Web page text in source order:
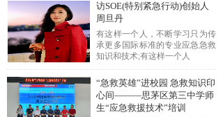
访SOE(特别紧急行动)创始人
周旦丹
有这样一个人，不断学习只为传
承更多国际标准的专业应急急救
知识和技术;有这样一个人
“急救英雄”进校园 急救知识印
心间———思茅区第三中学师
生“应急救援技术”培训